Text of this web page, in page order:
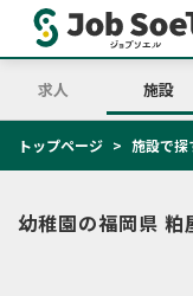
求人 施設
トップページ 施設で探
幼稚園の福岡県 粕